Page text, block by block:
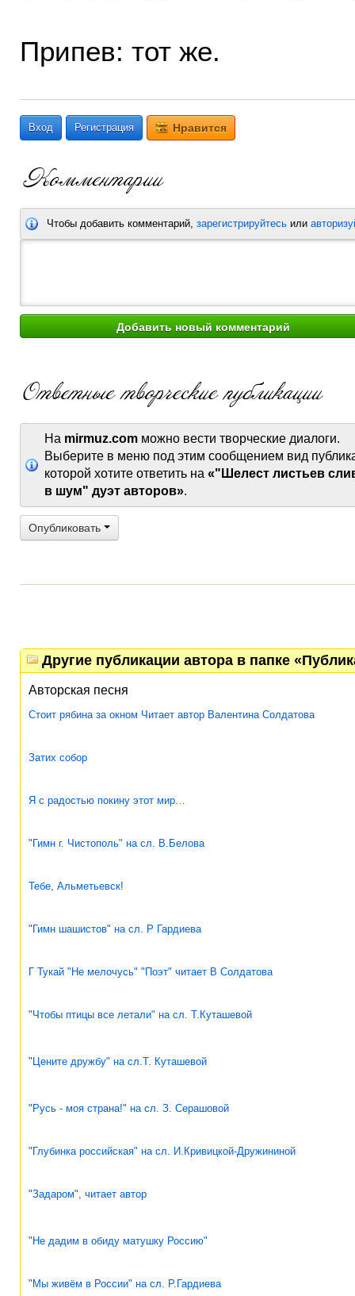
Припев: тот же.
Вход Регистрация Нравится
Чтобы добавить комментарий, зарегистрируйтесь или
На mirmuz.com можно вести творческие диалоги.
Выберите в меню под этим сообщением вид
которой хотите ответить на «"Шелест листьев
в шум" дуэт авторов».
Опубликовать
Другие публикации автора в папке
Авторская песня
Стоит рябина за окном Читает автор Валентина Солдатова
Затих собор
Я с радостью покину этот мир…
"Гимн г. Чистополь" на сл. В.Белова
Тебе, Альметьевск!
"Гимн шашистов" на сл. Р Гардиева
Г Тукай "Не мелочусь" "Поэт" читает В Солдатова
"Чтобы птицы все летали" на сл. Т.Куташевой
"Цените дружбу" на сл.Т. Куташевой
"Русь - моя страна!" на сл. З. Серашовой
"Глубинка российская" на сл. И.Кривицкой-Дружининой
"Задаром", читает автор
"Не дадим в обиду матушку Россию"
"Мы живём в России" на сл. Р.Гардиева